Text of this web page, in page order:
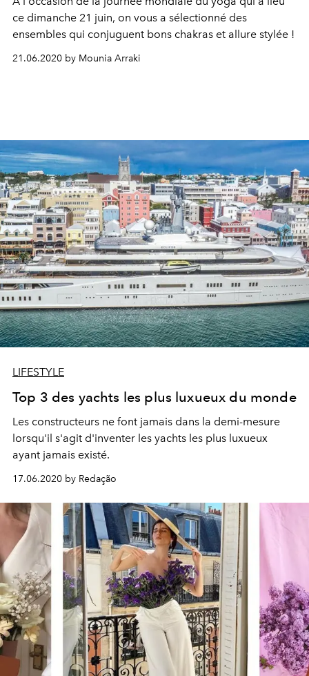
ce dimanche 21 juin, on vous a sélectionné des
ensembles qui conjuguent bons chakras et allure stylée !
21.06.2020 by Mounia Arraki
LIFESTYLE
Top 3 des yachts les plus luxueux du monde
Les constructeurs ne font jamais dans la demi-mesure
lorsqu'il s'agit d'inventer les yachts les plus luxueux
ayant jamais existé.
17.06.2020 by Redação